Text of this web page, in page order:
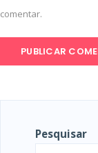
comentar.
Pesquisar